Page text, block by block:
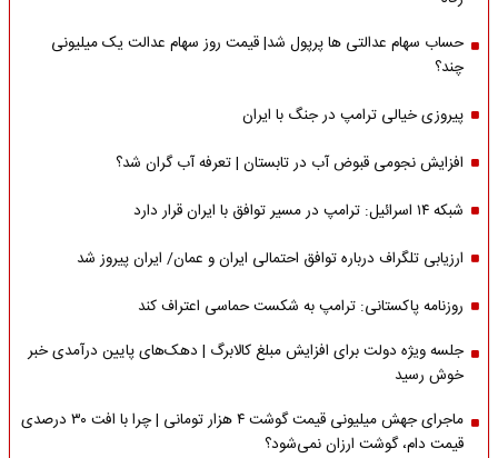
حساب سهام عدالتی ها پرپول شد| قیمت روز سهام عدالت یک میلیونی
چند؟
پیروزی خیالی ترامپ در جنگ با ایران
افزایش نجومی قبوض آب در تابستان | تعرفه آب گران شد؟
شبکه ۱۴ اسرائیل: ترامپ در مسیر توافق با ایران قرار دارد
ارزیابی تلگراف درباره توافق احتمالی ایران و عمان/ ایران پیروز شد
روزنامه پاکستانی: ترامپ به شکست حماسی اعتراف کند
جلسه ویژه دولت برای افزایش مبلغ کالابرگ | دهک‌های پایین درآمدی خبر
خوش رسید
ماجرای جهش میلیونی قیمت گوشت ۴ هزار تومانی | چرا با افت ۳۰ درصدی
قیمت دام، گوشت ارزان نمی‌شود؟